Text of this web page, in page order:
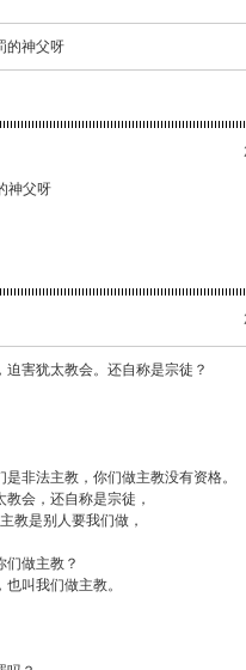
的神父呀
神父呀
害犹太教会。还自称是宗徒？
非法主教，你们做主教没有资格。
会，还自称是宗徒，
是别人要我们做，
们做主教？
叫我们做主教。